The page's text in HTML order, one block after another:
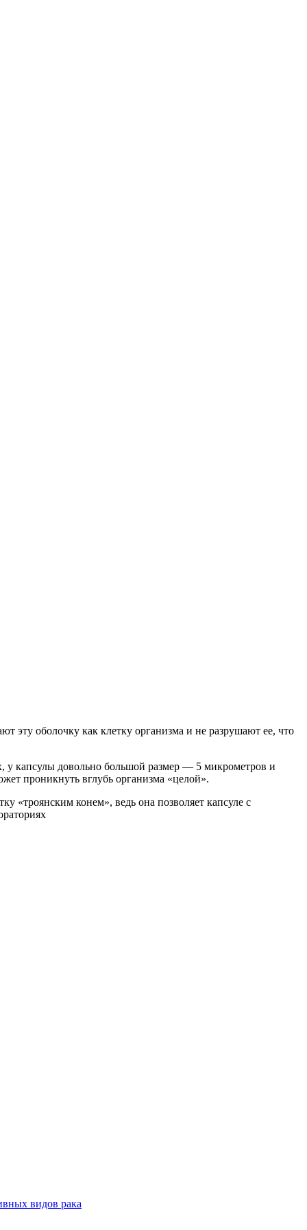
эту оболочку как клетку организма и не разрушают ее, что
у капсулы довольно большой размер — 5 микрометров и
проникнуть вглубь организма «целой».
«троянским конем», ведь она позволяет капсуле с
видов рака